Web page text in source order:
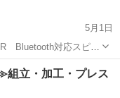
5月1日
Bluetooth対応スピー
います。 使用し
いします。
立・加工・プレス